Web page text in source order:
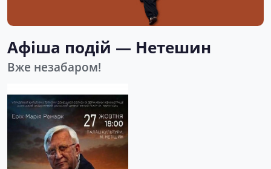
Афіша подій — Нетешин
Вже незабаром!